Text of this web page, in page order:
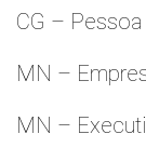
CG –
MN –
MN –